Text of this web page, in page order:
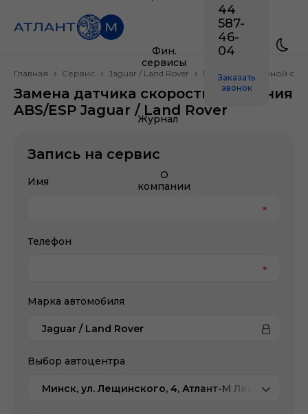
Фин.
сервисы
Журнал
О
компании
44
587-
46-
04
Заказать
звонок
Главная Сервис Jaguar / Land Rover Ремонт тормозной
Замена датчика скорости вращения
ABS/ESP Jaguar / Land Rover
Запись на сервис
Имя
Телефон
Марка автомобиля
Jaguar / Land Rover
Выбор автоцентра
Минск, ул. Лещинского, 4, Атлант-М Лещинского